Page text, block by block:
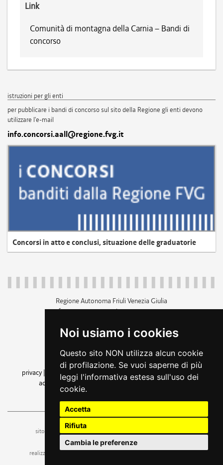
Noi usiamo i cookies
Questo sito NON utilizza alcun cookie
di profilazione. Se vuoi saperne di più
leggi l'informativa estesa sull'uso dei
cookie.
Accetta
Rifiuta
Cambia le preferenze
Link
Comunità di montagna della Carnia – Bandi di
concorso
istruzioni per gli enti
per pubblicare i bandi di concorso sul sito della Regione gli enti devono
utilizzare l'e-mail
info.concorsi.aall@regione.fvg.it
Concorsi in atto e conclusi, situazione delle graduatorie
Regione Autonoma Friuli Venezia Giulia
c.f. 80014930327; p.iva 00526040324
+39 040 3771111
amministrazione trasparente
privacy
cookie |note legali accessibilità
dichiarazione di
accessibilità| feedback
cambio preferenze cookie
sito a cura dell'ufficio stampa e comunicazione
realizzazione